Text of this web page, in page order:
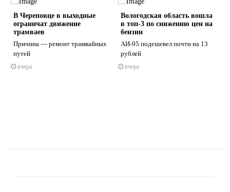
В Череповце в выходные
ограничат движение
трамваев
Причина — ремонт трамвайных
путей
вчера
Вологодская область вошла
в топ-3 по снижению цен на
бензин
АИ-95 подешевел почти на 13
рублей
вчера